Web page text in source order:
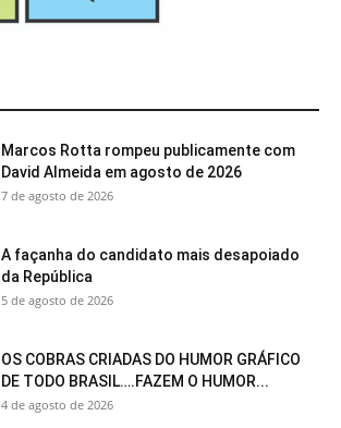
Marcos Rotta rompeu publicamente com
David Almeida em agosto de 2026
7 de agosto de 2026
A façanha do candidato mais desapoiado
da República
5 de agosto de 2026
OS COBRAS CRIADAS DO HUMOR GRÁFICO
DE TODO BRASIL….FAZEM O HUMOR...
4 de agosto de 2026